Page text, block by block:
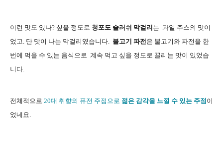
이런 맛도 있나? 싶을 정도로 청포도 슬러쉬 막걸리 는 과일 주스의 맛이
었고. 단 맛이 나는 막걸리였습니다. 불고기 파전은 불고기와 파전을 한
번에 먹을 수 있는 음식으로 계속 먹고 싶을 정도로 끌리는 맛이 있었습
니다.
전체적으로 20대 취향의 퓨전 주점으로 젊은 감각을 느낄 수 있는 주점 이
었네요.